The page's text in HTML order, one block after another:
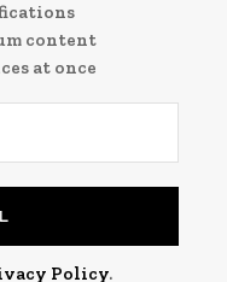
content
at once
Policy.